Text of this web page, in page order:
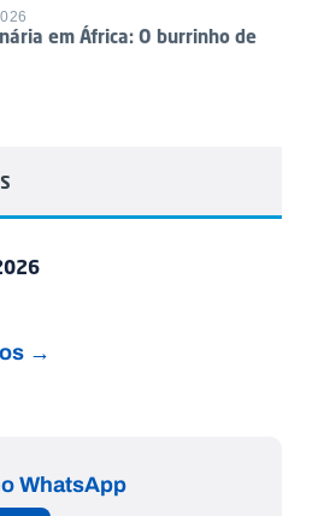
em África: O burrinho de
→
WhatsApp